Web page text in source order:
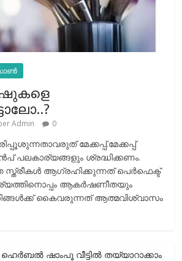
Admin 0
മേക്കപ്പ്.മേക്കപ്പ്
പലകാര്യങ്ങളും ശ്രദ്ധിക്കണം.
സ്ത്രീകള്‍ ആഗ്രഹിക്കുന്നത് പെര്‍ഫെക്ട്
ആകര്‍ഷണീതയും
കൈവരുന്നത് ആത്മവിശ്വാസം
ഹെര്‍ബല്‍ ഷാംപൂ വീട്ടില്‍ തയ്യാറാക്കാം